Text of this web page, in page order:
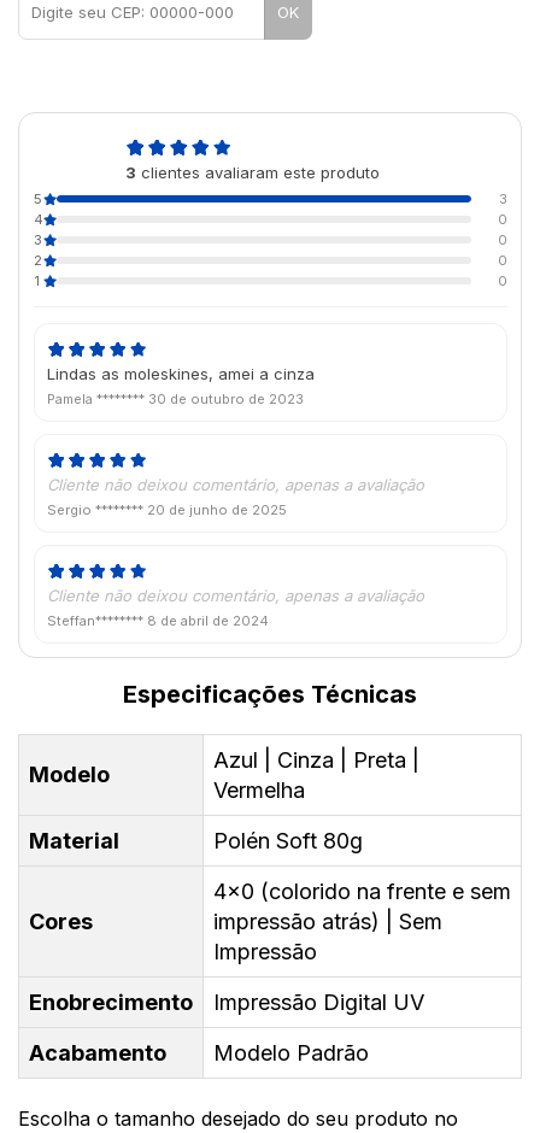
OK
3 clientes avaliaram este produto
5
3
4
0
3
0
2
0
1
0
Lindas as moleskines, amei a cinza
Pamela ******** 30 de outubro de 2023
Cliente não deixou comentário, apenas a avaliação
Sergio ******** 20 de junho de 2025
Cliente não deixou comentário, apenas a avaliação
Steffan******** 8 de abril de 2024
Especificações Técnicas
Modelo
Azul | Cinza | Preta |
Vermelha
Material
Polén Soft 80g
Cores
4x0 (colorido na frente e sem
impressão atrás) | Sem
Impressão
Enobrecimento
Impressão Digital UV
Acabamento
Modelo Padrão
Escolha o tamanho desejado do seu produto no